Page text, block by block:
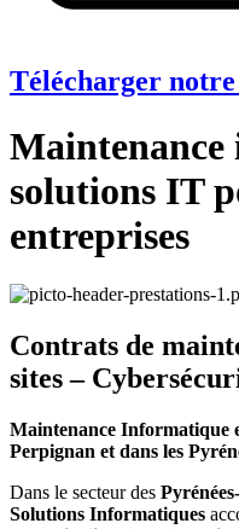
Télécharger notre
solutions IT
entreprises
Contrats de
sites –
Maintenance Informatique
Perpignan et dans les
Dans le secteur des
Solutions Informatiques